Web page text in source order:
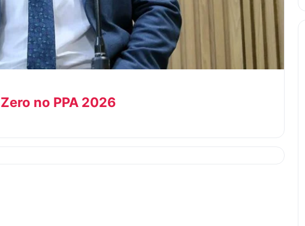
no PPA 2026